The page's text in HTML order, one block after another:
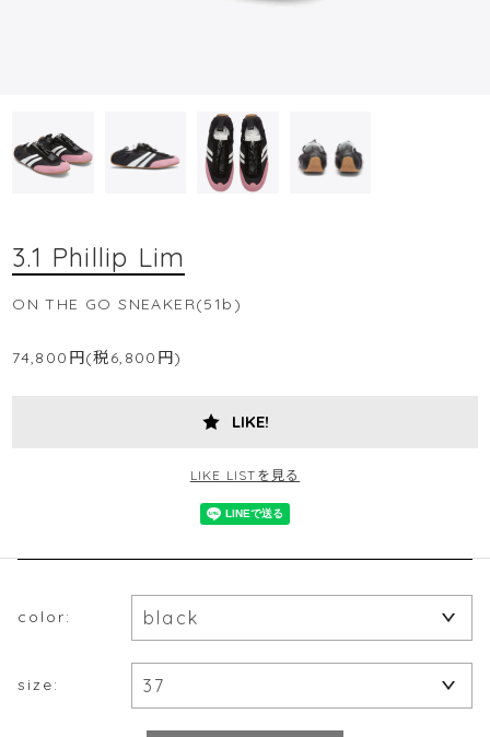
3.1 Phillip Lim
ON THE GO SNEAKER(51b)
74,800円(税6,800円)
LIKE!
LIKE LISTを見る
color:
size: